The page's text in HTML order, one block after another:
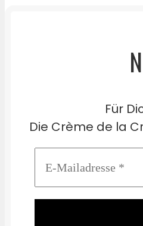
Für
Die Crème de la